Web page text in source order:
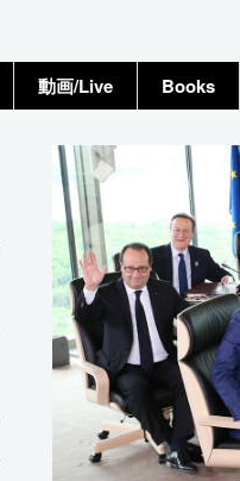
動画/Live Books